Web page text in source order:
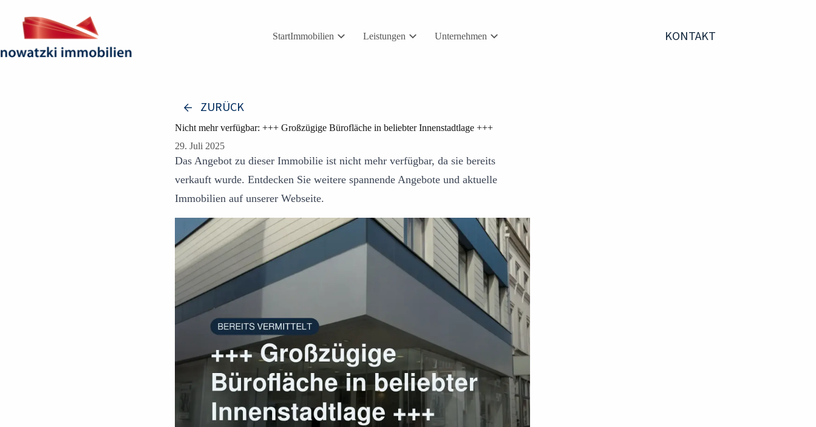
springen
StartImmobilien Leistungen Unternehmen KONTAKT
ZURÜCK
Nicht mehr verfügbar: +++ Großzügige Bürofläche in beliebter Innenstadtlage +++
29. Juli 2025
Das Angebot zu dieser Immobilie ist nicht mehr verfügbar, da sie bereits
verkauft wurde. Entdecken Sie weitere spannende Angebote und aktuelle
Immobilien auf unserer Webseite.